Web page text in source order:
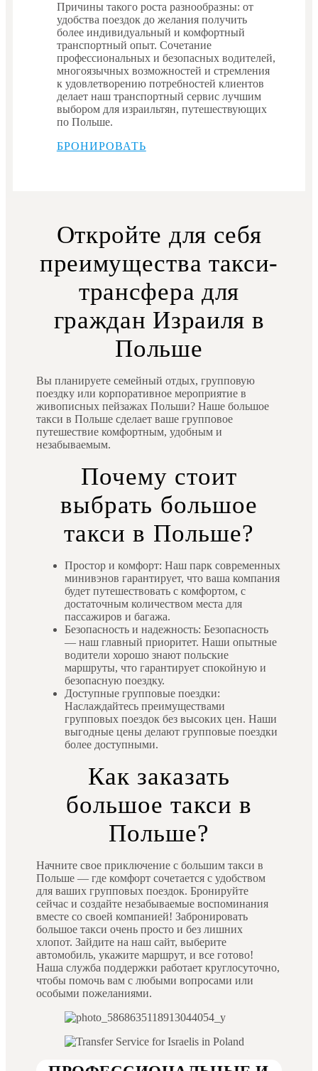
Причины такого роста разнообразны: от
удобства поездок до желания получить
более индивидуальный и комфортный
транспортный опыт. Сочетание
профессиональных и безопасных водителей,
многоязычных возможностей и стремления
к удовлетворению потребностей клиентов
делает наш транспортный сервис лучшим
выбором для израильтян, путешествующих
по Польше.
БРОНИРОВАТЬ
Откройте для себя
преимущества такси-
трансфера для
граждан Израиля в
Польше
Вы планируете семейный отдых, групповую
поездку или корпоративное мероприятие в
живописных пейзажах Польши? Наше большое
такси в Польше сделает ваше групповое
путешествие комфортным, удобным и
незабываемым.
Почему стоит
выбрать большое
такси в Польше?
Простор и комфорт: Наш парк современных
минивэнов гарантирует, что ваша компания
будет путешествовать с комфортом, с
достаточным количеством места для
пассажиров и багажа.
Безопасность и надежность: Безопасность
— наш главный приоритет. Наши опытные
водители хорошо знают польские
маршруты, что гарантирует спокойную и
безопасную поездку.
Доступные групповые поездки:
Наслаждайтесь преимуществами
групповых поездок без высоких цен. Наши
выгодные цены делают групповые поездки
более доступными.
Как заказать
большое такси в
Польше?
Начните свое приключение с большим такси в
Польше — где комфорт сочетается с удобством
для ваших групповых поездок. Бронируйте
сейчас и создайте незабываемые воспоминания
вместе со своей компанией! Забронировать
большое такси очень просто и без лишних
хлопот. Зайдите на наш сайт, выберите
автомобиль, укажите маршрут, и все готово!
Наша служба поддержки работает круглосуточно,
чтобы помочь вам с любыми вопросами или
особыми пожеланиями.